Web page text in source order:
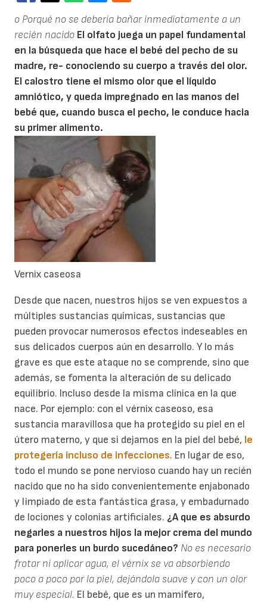
o Porqué no se debería bañar inmediatamente a un
recién nacido El olfato juega un papel fundamental
en la búsqueda que hace el bebé del pecho de su
madre, re- conociendo su cuerpo a través del olor.
El calostro tiene el mismo olor que el líquido
amniótico, y queda impregnado en las manos del
bebé que, cuando busca el pecho, le conduce hacia
su primer alimento.
Vernix caseosa
Desde que nacen, nuestros hijos se ven expuestos a
múltiples sustancias químicas, sustancias que
pueden provocar numerosos efectos indeseables en
sus delicados cuerpos aún en desarrollo. Y lo más
grave es que este ataque no se comprende, sino que
además, se fomenta la alteración de su delicado
equilibrio. Incluso desde la misma clínica en la que
nace. Por ejemplo: con el vérnix caseoso, esa
sustancia maravillosa que ha protegido su piel en el
útero materno, y que si dejamos en la piel del bebé, le
protegería incluso de infecciones. En lugar de eso,
todo el mundo se pone nervioso cuando hay un recién
nacido que no ha sido convenientemente enjabonado
y limpiado de esta fantástica grasa, y embadurnado
de lociones y colonias artificiales. ¿A que es absurdo
negarles a nuestros hijos la mejor crema del mundo
para ponerles un burdo sucedáneo? No es necesario
frotar ni aplicar agua, el vérnix se va absorbiendo
poco a poco por la piel, dejándola suave y con un olor
muy especial. El bebé, que es un mamífero,